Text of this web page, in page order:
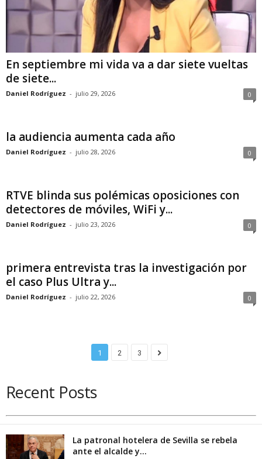
En septiembre mi vida va a dar siete vueltas
de siete...
Daniel Rodríguez - julio 29, 2026 0
la audiencia aumenta cada año
Daniel Rodríguez - julio 28, 2026 0
RTVE blinda sus polémicas oposiciones con
detectores de móviles, WiFi y...
Daniel Rodríguez - julio 23, 2026 0
primera entrevista tras la investigación por
el caso Plus Ultra y...
Daniel Rodríguez - julio 22, 2026 0
1 2 3
Recent Posts
La patronal hotelera de Sevilla se rebela
ante el alcalde y...